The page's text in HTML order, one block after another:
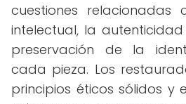
cuestiones
intelectual, la
preservación de la
cada pieza. Los
principios éticos sólidos y